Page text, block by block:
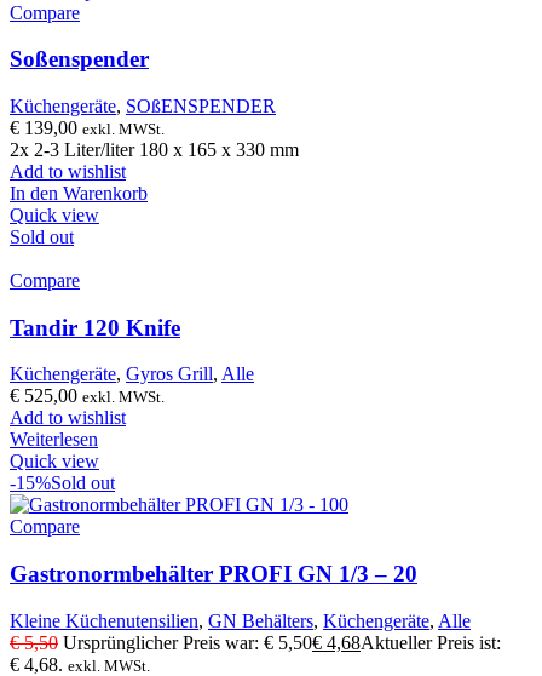
Compare
Soßenspender
Küchengeräte, SOßENSPENDER
€ 139,00 exkl. MWSt.
2x 2-3 Liter/liter 180 x 165 x 330 mm
Add to wishlist
In den Warenkorb
Quick view
Sold out
Compare
Tandir 120 Knife
Küchengeräte, Gyros Grill, Alle
€ 525,00 exkl. MWSt.
Add to wishlist
Weiterlesen
Quick view
-15%Sold out
Compare
Gastronormbehälter PROFI GN 1/3 – 20
Kleine Küchenutensilien, GN Behälters, Küchengeräte, Alle
€5,50 Ursprünglicher Preis war: € 5,50€ 4,68Aktueller Preis ist:
€ 4,68. exkl. MWSt.